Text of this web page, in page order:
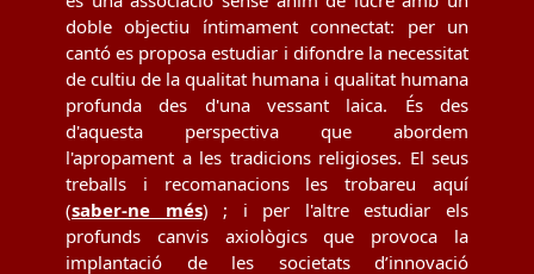
doble objectiu íntimament connectat: per un
cantó es proposa estudiar i difondre la necessitat
de cultiu de la qualitat humana i qualitat humana
profunda des d'una vessant laica. És des
d'aquesta perspectiva que abordem
l'apropament a les tradicions religioses. El seus
treballs i recomanacions les trobareu aquí
(saber-ne més) ; i per l'altre estudiar els
profunds canvis axiològics que provoca la
implantació de les societats d’innovació